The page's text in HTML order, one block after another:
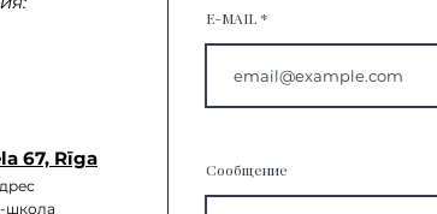
67, Rīga
дрес
школа
E-MAIL
Сообщение